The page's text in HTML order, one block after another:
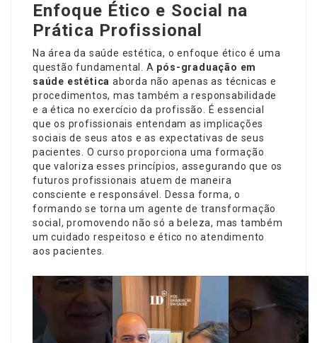
Enfoque Ético e Social na
Prática Profissional
Na área da saúde estética, o enfoque ético é uma
questão fundamental. A pós-graduação em
saúde estética aborda não apenas as técnicas e
procedimentos, mas também a responsabilidade
e a ética no exercício da profissão. É essencial
que os profissionais entendam as implicações
sociais de seus atos e as expectativas de seus
pacientes. O curso proporciona uma formação
que valoriza esses princípios, assegurando que os
futuros profissionais atuem de maneira
consciente e responsável. Dessa forma, o
formando se torna um agente de transformação
social, promovendo não só a beleza, mas também
um cuidado respeitoso e ético no atendimento
aos pacientes.